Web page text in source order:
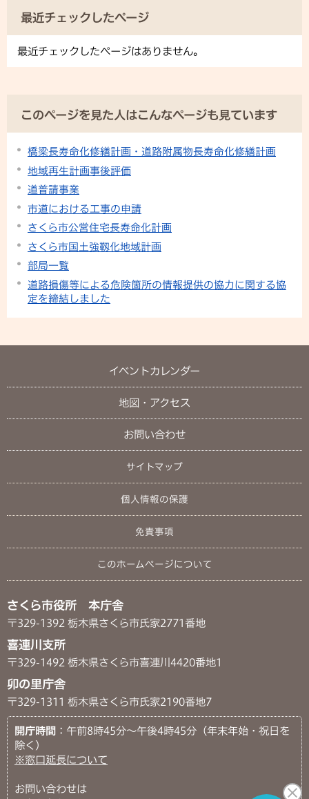
最近チェックしたページ
最近チェックしたページはありません。
このページを見た人はこんなページも見ています
橋梁長寿命化修繕計画・道路附属物長寿命化修繕計画
地域再生計画事後評価
道普請事業
市道における工事の申請
さくら市公営住宅長寿命化計画
さくら市国土強靱化地域計画
部局一覧
道路損傷等による危険箇所の情報提供の協力に関する協
定を締結しました
イベントカレンダー
地図・アクセス
お問い合わせ
サイトマップ
個人情報の保護
免責事項
このホームページについて
さくら市役所 本庁舎
〒329-1392 栃木県さくら市氏家2771番地
喜連川支所
〒329-1492 栃木県さくら市喜連川4420番地1
卯の里庁舎
〒329-1311 栃木県さくら市氏家2190番地7
開庁時間 ：午前8時45分～午後4時45分（年末年始・祝日を
除く）
※窓口延長について
お問い合わせは